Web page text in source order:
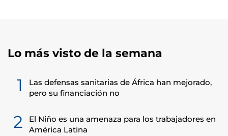
Lo más visto de la semana
1
Las defensas sanitarias de África han mejorado,
pero su financiación no
2
El Niño es una amenaza para los trabajadores en
América Latina